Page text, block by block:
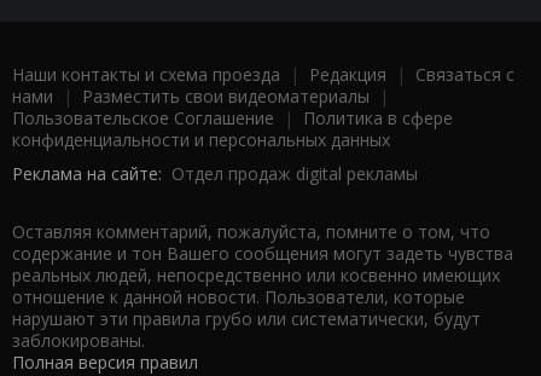
Наши контакты и схема проезда | Редакция | Связаться с
нами | Разместить свои видеоматериалы |
Пользовательское Соглашение |
Политика в сфере
конфиденциальности и персональных данных
Реклама на сайте: Отдел продаж digital рекламы
Оставляя комментарий, пожалуйста, помните о том, что
содержание и тон Вашего сообщения могут задеть чувства
реальных людей, непосредственно или косвенно имеющих
отношение к данной новости. Пользователи, которые
нарушают эти правила грубо или систематически, будут
заблокированы.
Полная версия правил